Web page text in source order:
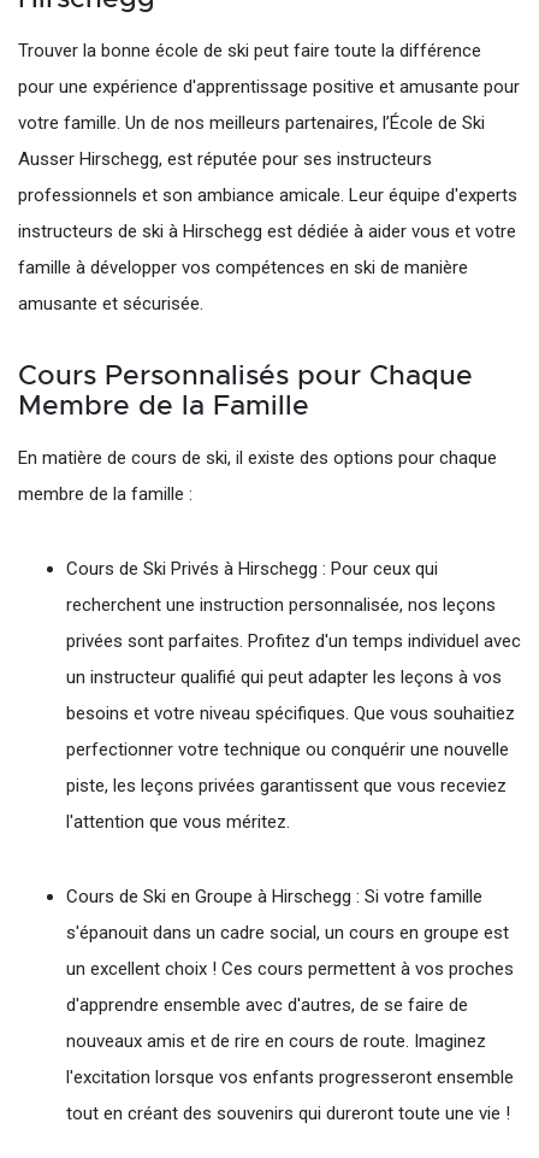
Trouver la bonne école de ski peut faire toute la différence
pour une expérience d'apprentissage positive et amusante pour
votre famille. Un de nos meilleurs partenaires, l’École de Ski
Ausser Hirschegg, est réputée pour ses instructeurs
professionnels et son ambiance amicale. Leur équipe d'experts
instructeurs de ski à Hirschegg est dédiée à aider vous et votre
famille à développer vos compétences en ski de manière
amusante et sécurisée.
Cours Personnalisés pour Chaque
Membre de la Famille
En matière de cours de ski, il existe des options pour chaque
membre de la famille :
Cours de Ski Privés à Hirschegg : Pour ceux qui
recherchent une instruction personnalisée, nos leçons
privées sont parfaites. Profitez d'un temps individuel avec
un instructeur qualifié qui peut adapter les leçons à vos
besoins et votre niveau spécifiques. Que vous souhaitiez
perfectionner votre technique ou conquérir une nouvelle
piste, les leçons privées garantissent que vous receviez
l'attention que vous méritez.
Cours de Ski en Groupe à Hirschegg : Si votre famille
s'épanouit dans un cadre social, un cours en groupe est
un excellent choix ! Ces cours permettent à vos proches
d'apprendre ensemble avec d'autres, de se faire de
nouveaux amis et de rire en cours de route. Imaginez
l'excitation lorsque vos enfants progresseront ensemble
tout en créant des souvenirs qui dureront toute une vie !